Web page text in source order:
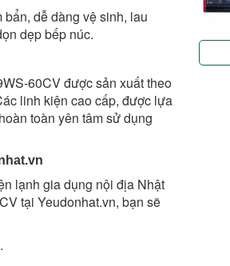
dễ dàng vệ sinh, lau
dẹp bếp núc.
60CV được sản xuất theo
linh kiện cao cấp, được lựa
toàn yên tâm sử dụng
lạnh gia dụng nội địa Nhật
tại Yeudonhat.vn, bạn sẽ